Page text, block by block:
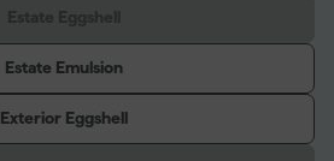
Estate Emulsion
Exterior Eggshell